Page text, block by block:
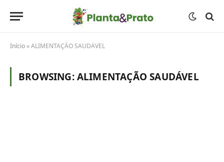
Início »ALIMENTAÇÃO SAUDÁVEL
BROWSING:ALIMENTAÇÃO SAUDÁVEL